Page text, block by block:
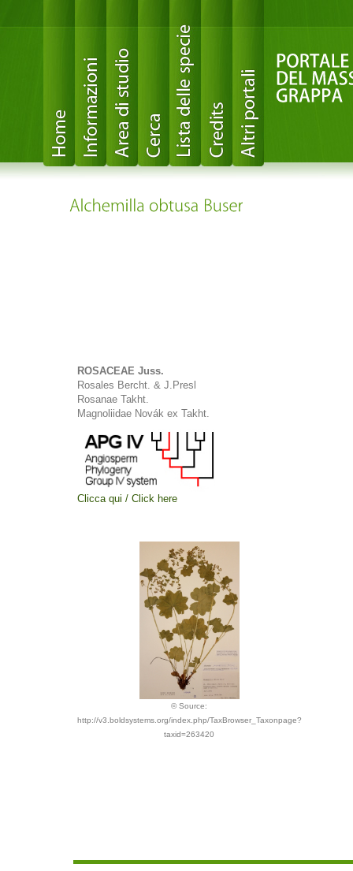
ROSACEAE Juss.
Rosales Bercht. & J.Presl
Rosanae Takht.
Magnoliidae Novák ex Takht.
Clicca qui / Click here
© Source:
http://v3.boldsystems.org/index.php/TaxBrowser_Taxonpage?
taxid=263420